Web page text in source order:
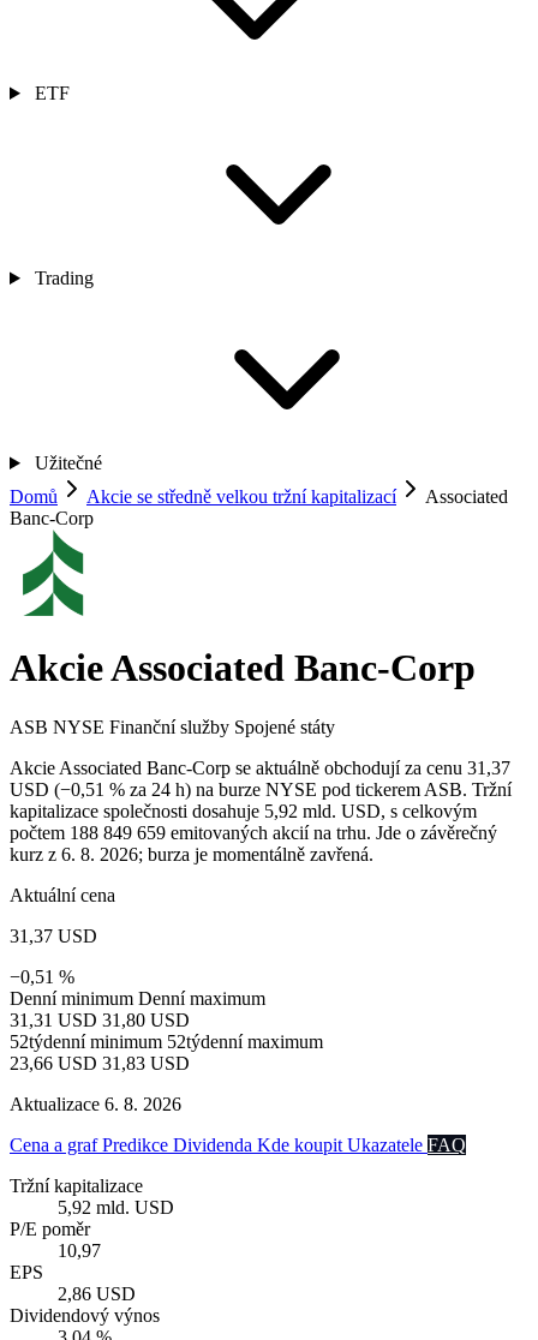
ETF
Trading
Užitečné
Domů
Akcie se středně velkou tržní kapitalizací
Associated
Banc-Corp
Akcie Associated Banc-Corp
ASB NYSE Finanční služby Spojené státy
Akcie Associated Banc-Corp se aktuálně obchodují za cenu 31,37
USD (−0,51 % za 24 h) na burze NYSE pod tickerem ASB. Tržní
kapitalizace společnosti dosahuje 5,92 mld. USD, s celkovým
počtem 188 849 659 emitovaných akcií na trhu. Jde o závěrečný
kurz z 6. 8. 2026; burza je momentálně zavřená.
Aktuální cena
31,37 USD
−0,51 %
Denní minimum Denní maximum
31,31 USD 31,80 USD
52týdenní minimum 52týdenní maximum
23,66 USD 31,83 USD
Aktualizace 6. 8. 2026
Cena a grafPredikce Dividenda Kde koupit Ukazatele FAQ
Tržní kapitalizace
5,92 mld. USD
P/E poměr
10,97
EPS
2,86 USD
Dividendový výnos